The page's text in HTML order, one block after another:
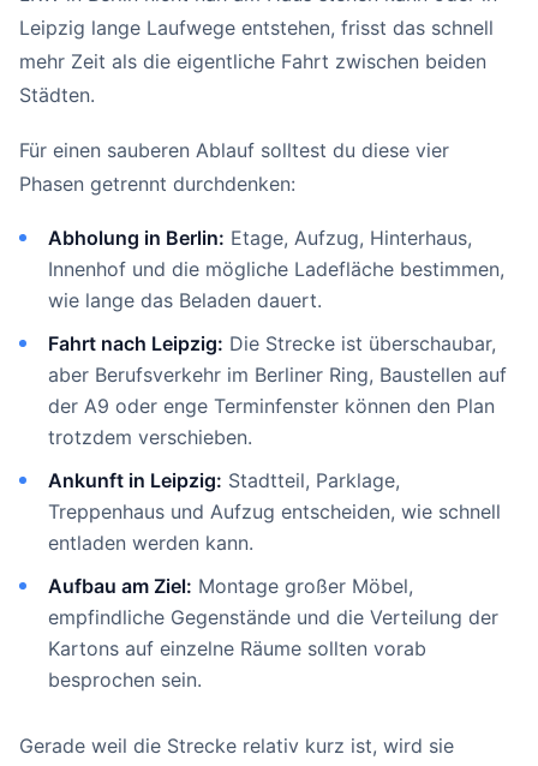
Leipzig lange Laufwege entstehen, frisst das schnell
mehr Zeit als die eigentliche Fahrt zwischen beiden
Städten.
Für einen sauberen Ablauf solltest du diese vier
Phasen getrennt durchdenken:
Abholung in Berlin: Etage, Aufzug, Hinterhaus,
Innenhof und die mögliche Ladefläche bestimmen,
wie lange das Beladen dauert.
Fahrt nach Leipzig: Die Strecke ist überschaubar,
aber Berufsverkehr im Berliner Ring, Baustellen auf
der A9 oder enge Terminfenster können den Plan
trotzdem verschieben.
Ankunft in Leipzig: Stadtteil, Parklage,
Treppenhaus und Aufzug entscheiden, wie schnell
entladen werden kann.
Aufbau am Ziel: Montage großer Möbel,
empfindliche Gegenstände und die Verteilung der
Kartons auf einzelne Räume sollten vorab
besprochen sein.
Gerade weil die Strecke relativ kurz ist, wird sie